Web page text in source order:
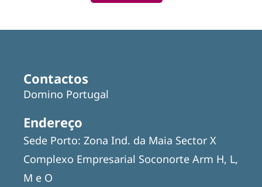
Featured
Contactos
Domino Portugal
Endereço
Sede Porto: Zona Ind. da Maia Sector X
Complexo Empresarial Soconorte Arm H, L,
M e O